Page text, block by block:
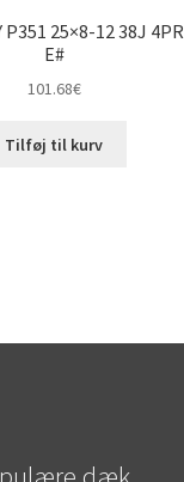
P351 25×8-12 38J 4PR
E#
101.68€
Tilføj til kurv